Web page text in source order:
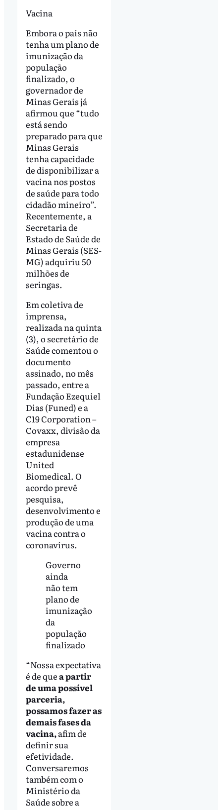
Vacina
Embora o país não
tenha um plano de
imunização da
população
finalizado, o
governador de
Minas Gerais já
afirmou que “tudo
está sendo
preparado para que
Minas Gerais
tenha capacidade
de disponibilizar a
vacina nos postos
de saúde para todo
cidadão mineiro”.
Recentemente, a
Secretaria de
Estado de Saúde de
Minas Gerais (SES-
MG) adquiriu 50
milhões de
seringas.
Em coletiva de
imprensa,
realizada na quinta
(3), o secretário de
Saúde comentou o
documento
assinado, no mês
passado, entre a
Fundação Ezequiel
Dias (Funed) e a
C19 Corporation –
Covaxx, divisão da
empresa
estadunidense
United
Biomedical. O
acordo prevê
pesquisa,
desenvolvimento e
produção de uma
vacina contra o
coronavírus.
Governo
ainda
não tem
plano de
imunização
da
população
finalizado
“Nossa expectativa
é de quea partir
de uma possível
parceria,
possamos fazer as
demais fases da
vacina,afim de
definir sua
efetividade.
Conversaremos
também com o
Ministério da
Saúde sobre a